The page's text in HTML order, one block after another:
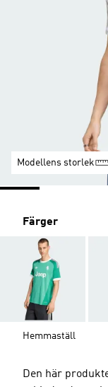
Modellens storlek
Färger
Hemmaställ
Den här